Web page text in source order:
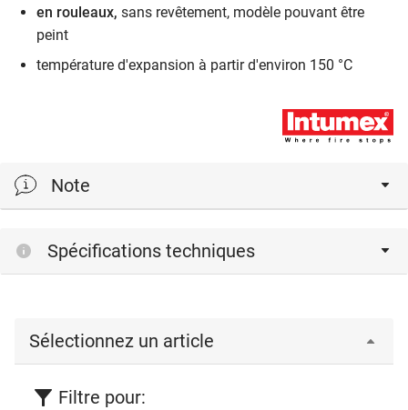
en rouleaux, sans revêtement, modèle pouvant être
peint
température d'expansion à partir d'environ 150 °C
Note
Laquage LSK et LXSK:
Les variantes Intumex LSK et LXSK sont le bon choix
incompatible avec la surface de LSK ou LXSK. Les
modèles Intumex LSK ou LXSK offrent une bonne
nécessaire de revernir. En effet, la finesse de la structure de
Spécifications techniques
Sélectionnez un article
Filtre pour: